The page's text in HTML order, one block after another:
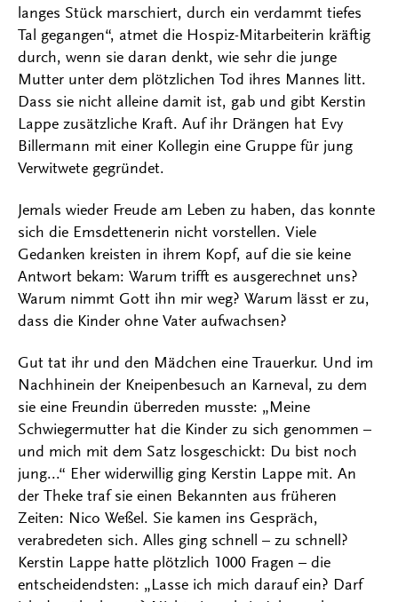
langes Stück marschiert, durch ein verdammt tiefes
Tal gegangen“, atmet die Hospiz-Mitarbeiterin kräftig
durch, wenn sie daran denkt, wie sehr die junge
Mutter unter dem plötzlichen Tod ihres Mannes litt.
Dass sie nicht alleine damit ist, gab und gibt Kerstin
Lappe zusätzliche Kraft. Auf ihr Drängen hat Evy
Billermann mit einer Kollegin eine Gruppe für jung
Verwitwete gegründet.
Jemals wieder Freude am Leben zu haben, das konnte
sich die Emsdettenerin nicht vorstellen. Viele
Gedanken kreisten in ihrem Kopf, auf die sie keine
Antwort bekam: Warum trifft es ausgerechnet uns?
Warum nimmt Gott ihn mir weg? Warum lässt er zu,
dass die Kinder ohne Vater aufwachsen?
Gut tat ihr und den Mädchen eine Trauerkur. Und im
Nachhinein der Kneipenbesuch an Karneval, zu dem
sie eine Freundin überreden musste: „Meine
Schwiegermutter hat die Kinder zu sich genommen –
und mich mit dem Satz losgeschickt: Du bist noch
jung...“ Eher widerwillig ging Kerstin Lappe mit. An
der Theke traf sie einen Bekannten aus früheren
Zeiten: Nico Weßel. Sie kamen ins Gespräch,
verabredeten sich. Alles ging schnell – zu schnell?
Kerstin Lappe hatte plötzlich 1000 Fragen – die
entscheidendsten: „Lasse ich mich darauf ein? Darf